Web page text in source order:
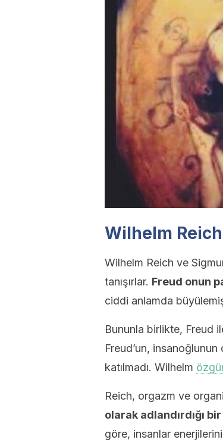
Wilhelm
Wilhelm Reich ve
tanışırlar. Freud onun
ciddi anlamda
Bununla birlikte, Freud
Freud’un,
katılmadı. Wilhelm
Reich, orgazm ve
olarak adlandırdığı
göre, insanlar